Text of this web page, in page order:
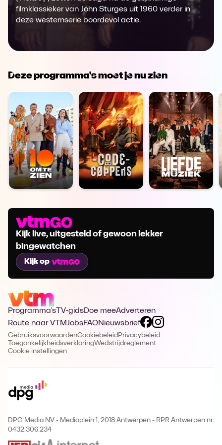
filmklassieker van John Sturges uit 1960 verder in
deze westernserie boordevol actie.
Deze programma's moet je nu zien
Kijk live, uitgesteld of gewoon lekker
bingewatchen
Kijk op
Programma'sTV-gidsDoe meeAdverteren
Route naar VTMJobsFAQNieuwsbrief
GebruiksvoorwaardenCookiebeleid Privacybeleid
ToegankelijkheidsverklaringWedstrijdreglement
Cookie instellingen
DPG Media NV - Mediaplein 1, 2018 Antwerpen - RPR Antwerpen nr.
0432.306.234